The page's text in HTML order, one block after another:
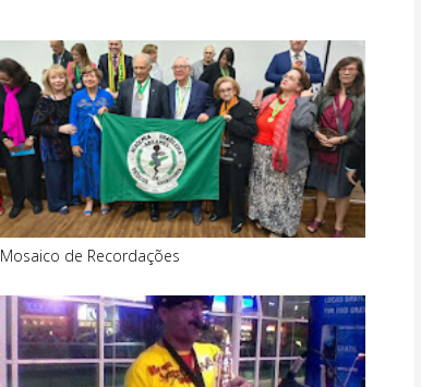
Mosaico de Recordações